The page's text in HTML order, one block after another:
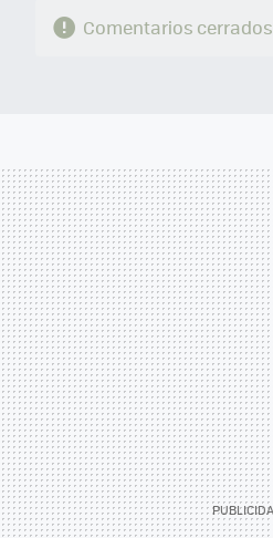
Comentarios cerrados